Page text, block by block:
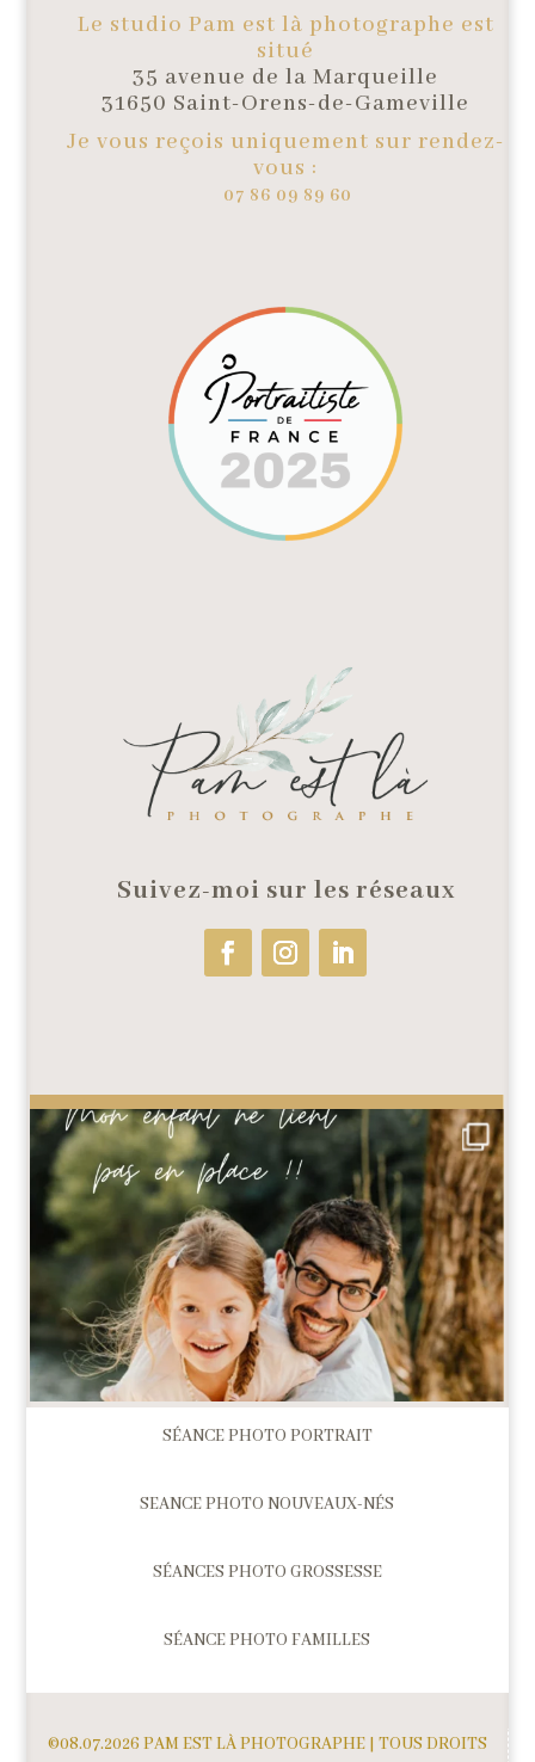
Le studio Pam est là photographe est
situé
35 avenue de la Marqueille
31650 Saint-Orens-de-Gameville
Je vous reçois uniquement sur rendez-
vous :
07 86 09 89 60
Suivez-moi sur les réseaux
SÉANCE PHOTO PORTRAIT
SEANCE PHOTO NOUVEAUX-NÉS
SÉANCES PHOTO GROSSESSE
SÉANCE PHOTO FAMILLES
©08.07.2026 PAM EST LÀ PHOTOGRAPHE | TOUS DROITS